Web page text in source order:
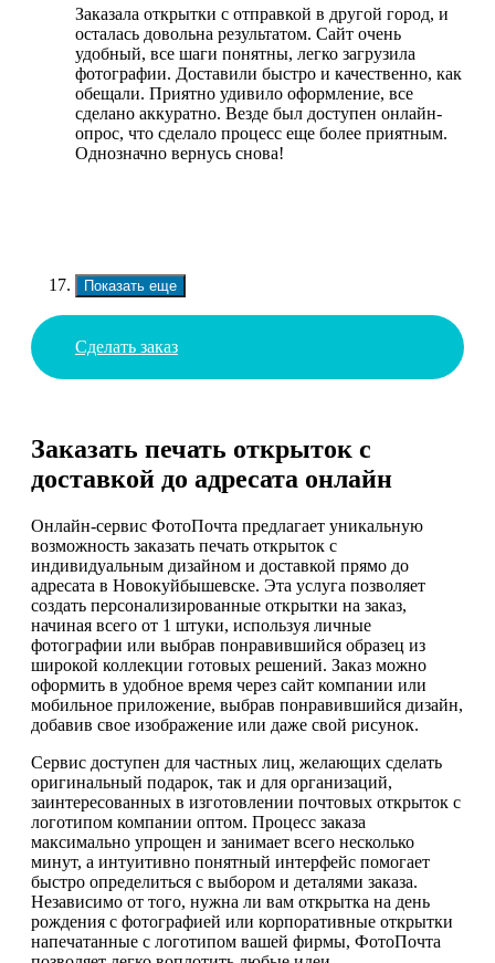
Заказала открытки с отправкой в другой город, и
осталась довольна результатом. Сайт очень
удобный, все шаги понятны, легко загрузила
фотографии. Доставили быстро и качественно, как
обещали. Приятно удивило оформление, все
сделано аккуратно. Везде был доступен онлайн-
опрос, что сделало процесс еще более приятным.
Однозначно вернусь снова!
Показать еще
Сделать заказ
Заказать печать открыток с
доставкой до адресата онлайн
Онлайн-сервис ФотоПочта предлагает уникальную
возможность заказать печать открыток с
индивидуальным дизайном и доставкой прямо до
адресата в Новокуйбышевске. Эта услуга позволяет
создать персонализированные открытки на заказ,
начиная всего от 1 штуки, используя личные
фотографии или выбрав понравившийся образец из
широкой коллекции готовых решений. Заказ можно
оформить в удобное время через сайт компании или
мобильное приложение, выбрав понравившийся дизайн,
добавив свое изображение или даже свой рисунок.
Сервис доступен для частных лиц, желающих сделать
оригинальный подарок, так и для организаций,
заинтересованных в изготовлении почтовых открыток с
логотипом компании оптом. Процесс заказа
максимально упрощен и занимает всего несколько
минут, а интуитивно понятный интерфейс помогает
быстро определиться с выбором и деталями заказа.
Независимо от того, нужна ли вам открытка на день
рождения с фотографией или корпоративные открытки
напечатанные с логотипом вашей фирмы, ФотоПочта